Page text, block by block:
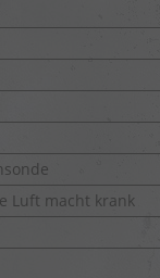
Luft macht krank